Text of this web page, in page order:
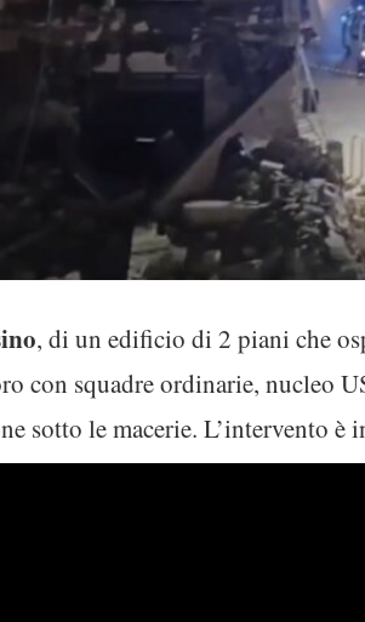
, di un edificio di 2 piani che
squadre ordinarie, nucleo
sotto le macerie. L’intervento è